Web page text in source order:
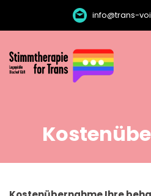
info@trans-